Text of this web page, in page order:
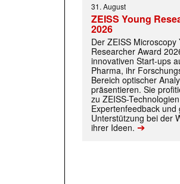
31. August
ZEISS Young
2026
Der ZEISS Microscopy
Researcher Award
innovativen Start-ups
Pharma, ihr
Bereich optischer
präsentieren. Sie
zu ZEISS-
Expertenfeedback und
Unterstützung bei der
ihrer Ideen. ➔